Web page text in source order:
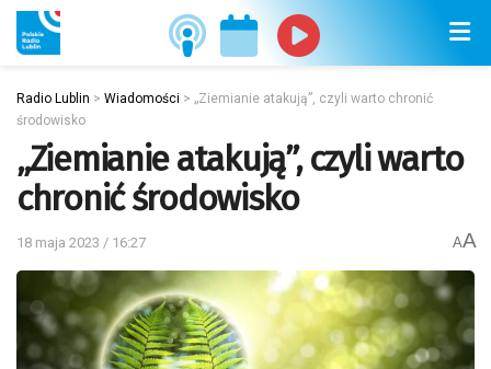
Radio Lublin > Wiadomości > „Ziemianie atakują”, czyli warto chronić
środowisko
„Ziemianie atakują”, czyli warto
chronić środowisko
18 maja 2023 / 16:27 AA